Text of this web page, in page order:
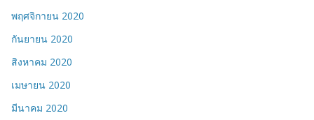
พฤศจิกายน 2020
กันยายน 2020
สิงหาคม 2020
เมษายน 2020
มีนาคม 2020